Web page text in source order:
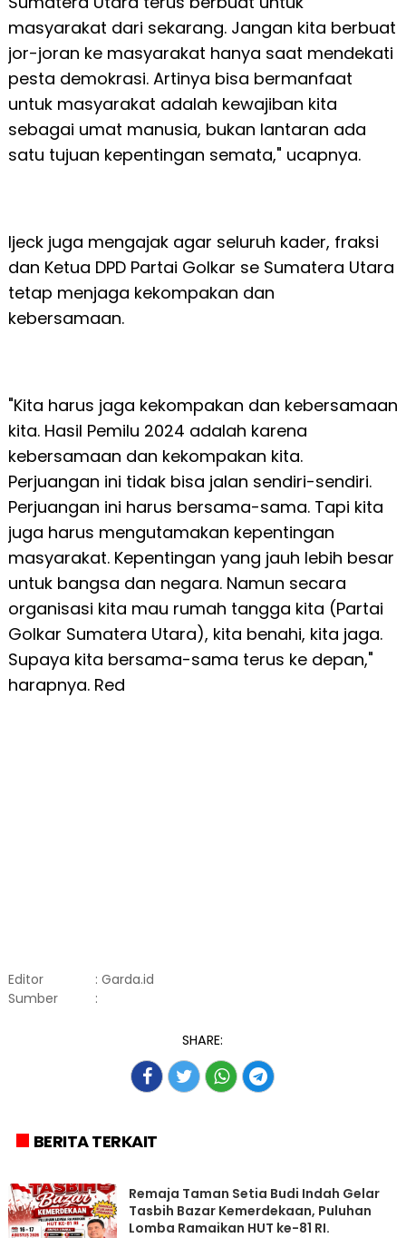
masyarakat dari sekarang. Jangan kita berbuat
jor-joran ke masyarakat hanya saat mendekati
pesta demokrasi. Artinya bisa bermanfaat
untuk masyarakat adalah kewajiban kita
sebagai umat manusia, bukan lantaran ada
satu tujuan kepentingan semata," ucapnya.
Ijeck juga mengajak agar seluruh kader, fraksi
dan Ketua DPD Partai Golkar se Sumatera Utara
tetap menjaga kekompakan dan
kebersamaan.
"Kita harus jaga kekompakan dan kebersamaan
kita. Hasil Pemilu 2024 adalah karena
kebersamaan dan kekompakan kita.
Perjuangan ini tidak bisa jalan sendiri-sendiri.
Perjuangan ini harus bersama-sama. Tapi kita
juga harus mengutamakan kepentingan
masyarakat. Kepentingan yang jauh lebih besar
untuk bangsa dan negara. Namun secara
organisasi kita mau rumah tangga kita (Partai
Golkar Sumatera Utara), kita benahi, kita jaga.
Supaya kita bersama-sama terus ke depan,"
harapnya. Red
Editor
: Garda.id
Sumber
:
SHARE:
BERITA TERKAIT
Remaja Taman Setia Budi Indah Gelar
Tasbih Bazar Kemerdekaan, Puluhan
Lomba Ramaikan HUT ke-81 RI.